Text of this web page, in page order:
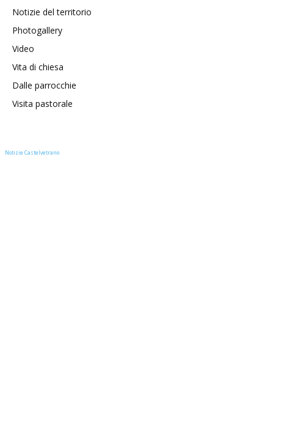
Notizie del territorio
Photogallery
Video
Vita di chiesa
Dalle parrocchie
Visita pastorale
Notizie Castelvetrano